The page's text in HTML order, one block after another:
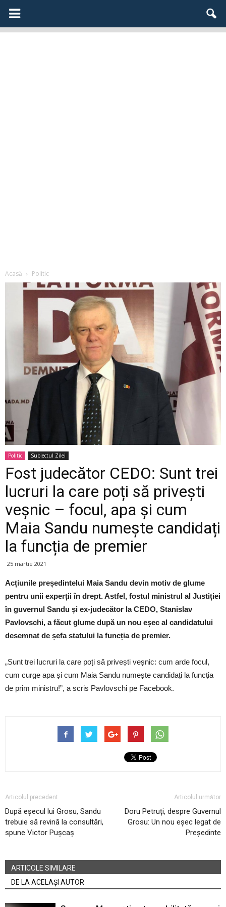
Acasă Politic
Politic Subiectul Zilei
Fost judecător CEDO: Sunt trei
lucruri la care poți să privești
veșnic – focul, apa și cum
Maia Sandu numește candidați
la funcția de premier
25 martie 2021
Acțiunile președintelui Maia Sandu devin motiv de glume
pentru unii experții în drept. Astfel, fostul ministrul al Justiției
în guvernul Sandu și ex-judecător la CEDO, Stanislav
Pavlovschi, a făcut glume după un nou eșec al candidatului
desemnat de șefa statului la funcția de premier.
„Sunt trei lucruri la care poți să privești veșnic: cum arde focul,
cum curge apa și cum Maia Sandu numește candidați la funcția
de prim ministru!”, a scris Pavlovschi pe Facebook.
Articolul precedent
După eșecul lui Grosu, Sandu
trebuie să revină la consultări,
spune Victor Pușcaș
Articolul următor
Doru Petruți, despre Guvernul
Grosu: Un nou eșec legat de
Președinte
ARTICOLE SIMILARE
DE LA ACELAȘI AUTOR